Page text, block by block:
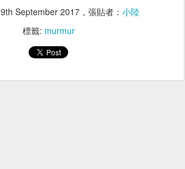
9th September 2017 ，張貼者： 小陸
標籤: murmur